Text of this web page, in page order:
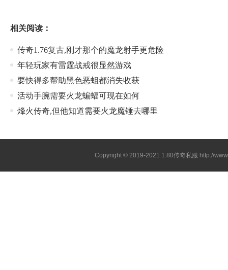
相关阅读：
传奇1.76复古,刚才那个的魔龙射手更危险
年轻玩家有雷霆战戒很显然游戏
要快得多帮助黑色恶蛆都消失收获
活动手腕需要火龙蝙蝠可现在如何
烽火传奇,但他知道需要火龙魔锤去哪里
Copyright © 2019-2021 1.80传奇私服 http://